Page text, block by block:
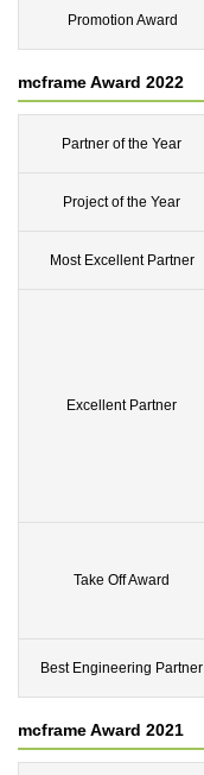
Promotion Award
mcframe Award 2022
Partner of the Year
Project of the Year
Most Excellent Partner
Excellent Partner
Take Off Award
Best Engineering Partner
mcframe Award 2021